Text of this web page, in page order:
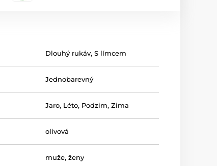
Dlouhý rukáv,S límcem
Jednobarevný
Jaro, Léto, Podzim,Zima
olivová
muže,ženy